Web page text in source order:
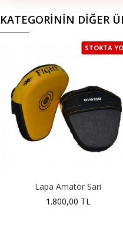
KATEGORININ DIĞER
STOKTA
Lapa Amatör Sari
1.800,00 TL